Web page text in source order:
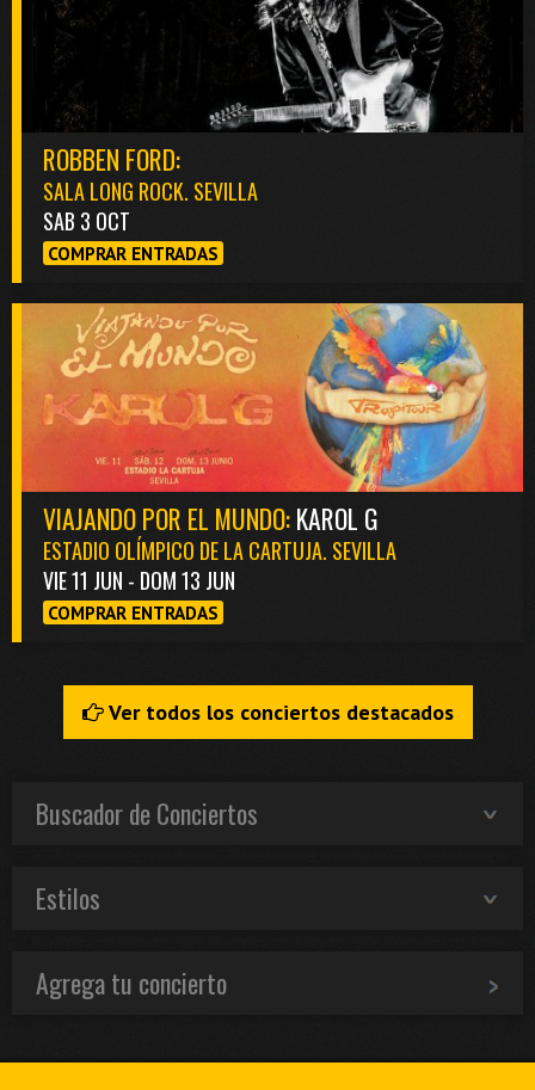
ROBBEN FORD:
SALA LONG ROCK. SEVILLA
SAB 3 OCT
COMPRAR ENTRADAS
VIAJANDO POR EL MUNDO:KAROL G
ESTADIO OLÍMPICO DE LA CARTUJA. SEVILLA
VIE 11 JUN - DOM 13 JUN
COMPRAR ENTRADAS
Ver todos los conciertos destacados
Buscador de Conciertos
Estilos
Agrega tu concierto